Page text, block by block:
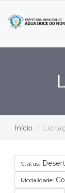
Início
Status:
Modalidade: